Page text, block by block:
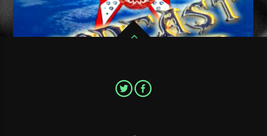
favorite,Metal Invasion Podcast, abonnez vous au flux RSS